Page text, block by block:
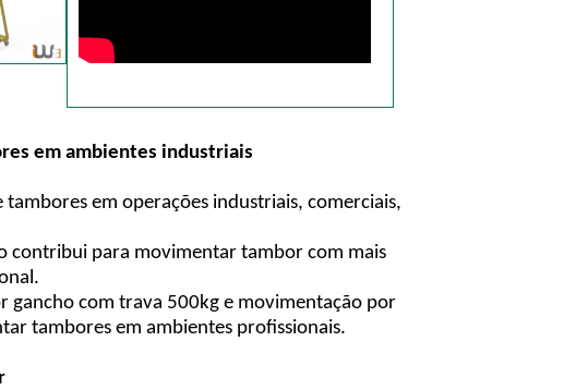
em ambientes industriais
em operações industriais, comerciais,
contribui para movimentar tambor com mais
gancho com trava 500kg e movimentação por
tambores em ambientes profissionais.